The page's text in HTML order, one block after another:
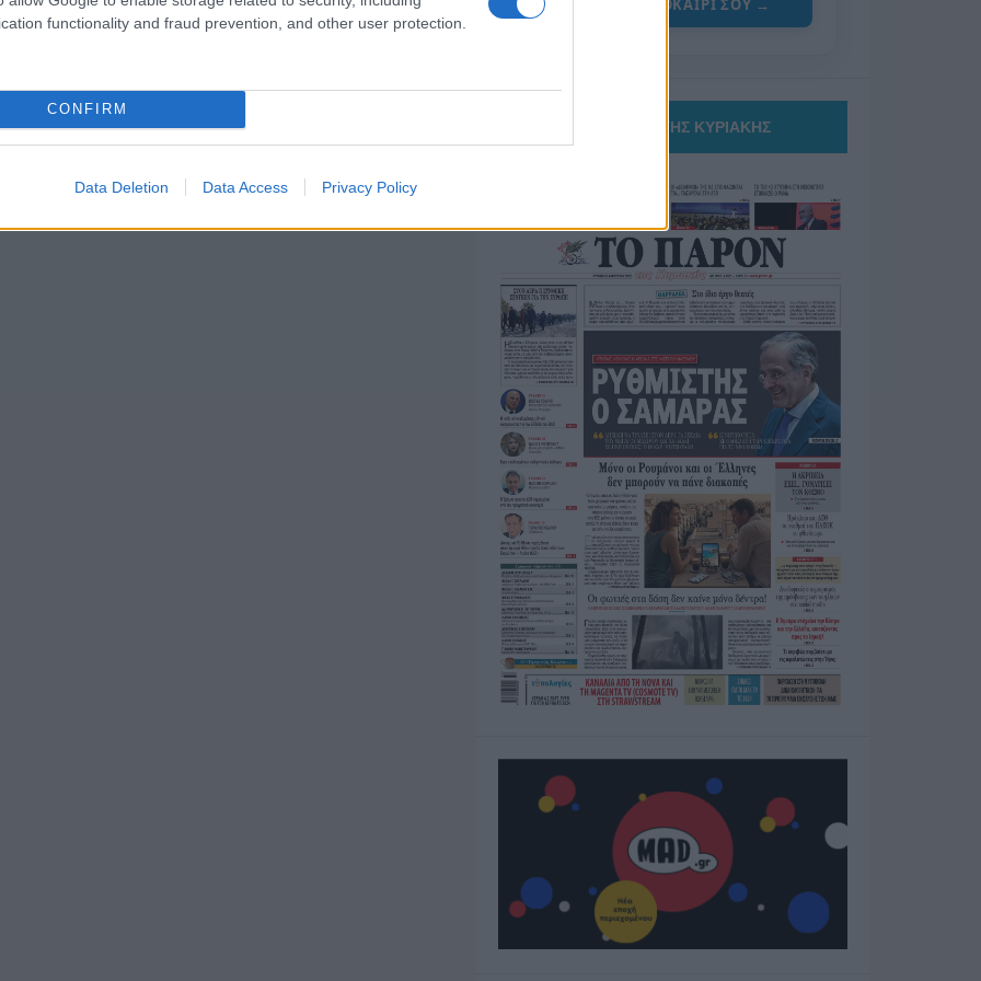
functionality and fraud prevention, and other user protection.
CONFIRM
Data Deletion Data Access Privacy Policy
ΓΙΑ ΤΟ ΚΑΛΟΚΑΙΡΙ ΣΟΥ →
ΤΟ ΠΑΡΟΝ ΤΗΣ ΚΥΡΙΑΚΗΣ